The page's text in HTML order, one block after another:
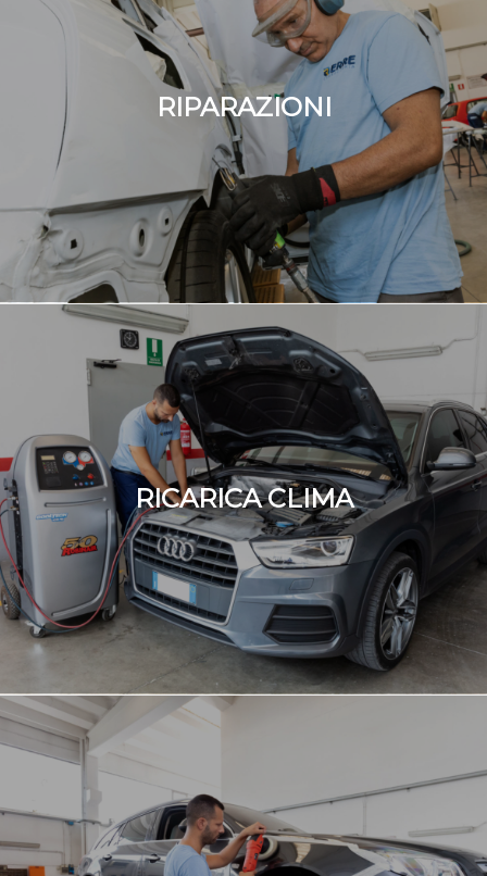
RIPARAZIONI
RICARICA CLIMA